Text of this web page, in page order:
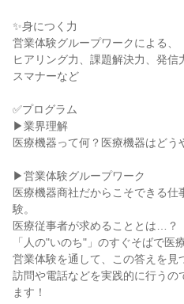
✨身につく力
営業体験グループワークによる、
ヒアリング力、課題解決力、発
スマナーなど
✅プログラム
▶業界理解
医療機器って何？医療機器はどう
▶営業体験グループワーク
医療機器商社だからこそできる
験。
医療従事者が求めることとは…？
「人の"いのち"」のすぐそばで
営業体験を通して、この答えを見
訪問や電話などを実践的に行うの
ます！